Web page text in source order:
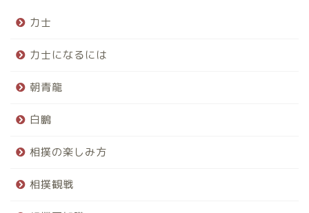
力士
力士になるには
朝青龍
白鵬
相撲の楽しみ方
相撲観戦